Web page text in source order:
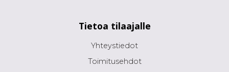
Tietoa tilaajalle
Yhteystiedot
Toimitusehdot